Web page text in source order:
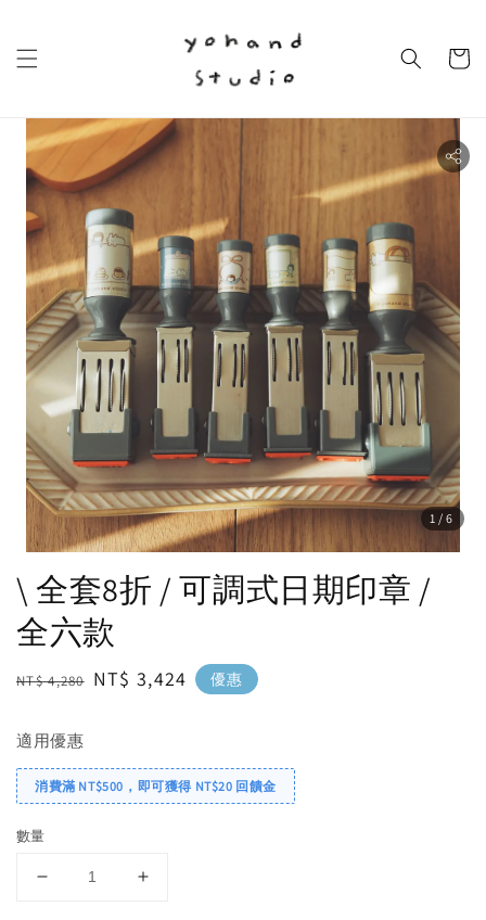
1 /6
\ 全套8折 / 可調式日期印章 /
全六款
Regular
NT$ 4,280 Sale
NT$ 3,424 優惠
適用優惠
消費滿 NT$500，即可獲得 NT$20 回饋金
數量